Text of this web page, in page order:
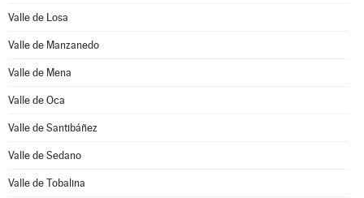
Valle de Losa
Valle de Manzanedo
Valle de Mena
Valle de Oca
Valle de Santibáñez
Valle de Sedano
Valle de Tobalina